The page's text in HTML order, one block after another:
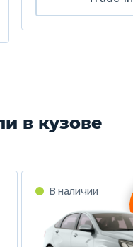
в кузове